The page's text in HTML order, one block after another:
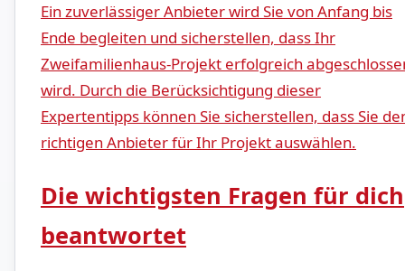
Ein zuverlässiger ⁣Anbieter wird Sie von Anfang bis
Ende begleiten und sicherstellen, dass Ihr
Zweifamilienhaus-Projekt​ erfolgreich‌
wird. Durch die Berücksichtigung dieser​
Expertentipps können ‍Sie​ sicherstellen, dass Sie
richtigen Anbieter für Ihr Projekt auswählen.
Die wichtigsten Fragen für dich
beantwortet